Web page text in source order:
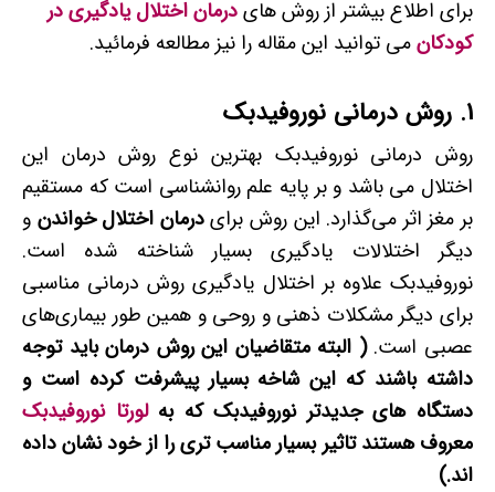
برای اطلاع بیشتر از روش هایدرمان اختلال یادگیری در
کودکانمی توانید این مقاله را نیز مطالعه فرمائید.
1. روش درمانی نوروفیدبک
روش درمانی نوروفیدبک بهترین نوع روش درمان این
اختلال می باشد و بر پایه علم روانشناسی است که مستقیم
بر مغز اثر می‌گذارد. این روش برایدرمان اختلال خواندن و
دیگر اختلالات یادگیری بسیار شناخته شده است.
نوروفیدبک علاوه ­بر اختلال یادگیری روش درمانی مناسبی
برای دیگر مشکلات ذهنی و روحی و همین­ طور بیماری‌های
عصبی است.( البته متقاضیان این روش درمان باید توجه
داشته باشند که این شاخه بسیار پیشرفت کرده است و
دستگاه های جدیدتر نوروفیدبک که بهلورتا نوروفیدبک
معروف هستند تاثیر بسیار مناسب تری را از خود نشان داده
اند.)